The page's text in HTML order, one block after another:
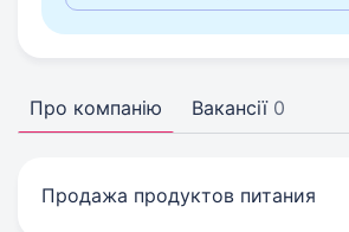
Про компанію Вакансії 0
Продажа продуктов питания